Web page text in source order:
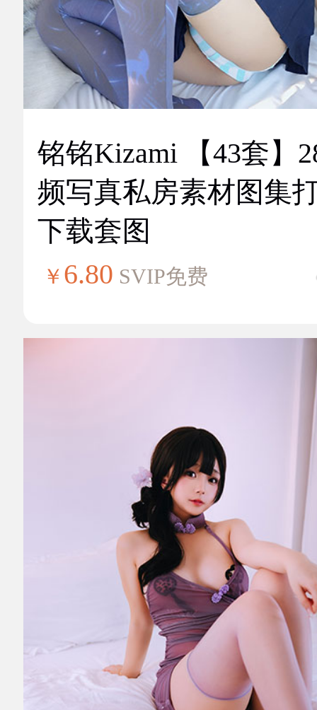
铭铭Kizami 【43套】
频写真私房素材图集
下载套图
￥ 6.80 SVIP免费